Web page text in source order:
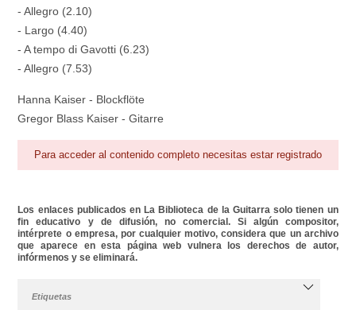
- Allegro (2.10)
- Largo (4.40)
- A tempo di Gavotti (6.23)
- Allegro (7.53)
Hanna Kaiser - Blockflöte
Gregor Blass Kaiser - Gitarre
Para acceder al contenido completo necesitas estar registrado
Los enlaces publicados en La Biblioteca de la Guitarra solo tienen un
fin educativo y de difusión, no comercial. Si algún compositor,
intérprete o empresa, por cualquier motivo, considera que un archivo
que aparece en esta página web vulnera los derechos de autor,
infórmenos y se eliminará.
Etiquetas